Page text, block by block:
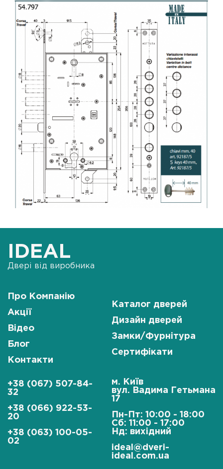
IDEAL
Двері від виробника
Про Компанію
Акції
Відео
Блог
Контакти
Каталог дверей
Дизайн дверей
Замки/Фурнітура
Сертифікати
+38 (067) 507-84-
32
+38 (066) 922-53-
20
+38 (063) 100-05-
02
м. Київ
вул. Вадима Гетьмана
17
Пн-Пт: 10:00 - 18:00
Сб: 11:00 - 17:00
Нд: вихідний
ideal@dveri-
ideal.com.ua